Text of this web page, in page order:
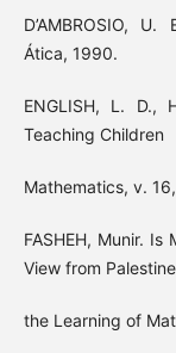
D’AMBROSIO,
Ática, 1990.
ENGLISH, L. D.,
Teaching Children
Mathematics, v.
FASHEH, Munir.
View from
the Learning of